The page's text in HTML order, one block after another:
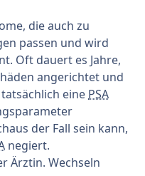
die auch zu
passen und wird
Oft dauert es Jahre,
angerichtet und
eine PSA
der Fall sein kann,
negiert.
Ärztin. Wechseln